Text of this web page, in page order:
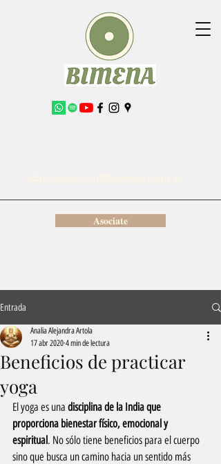
Asociate
Entrada
Beneficios de practicar
yoga
Analia Alejandra Artola
17 abr 2020 4 min de lectura
El yoga es una disciplina de la India que
proporciona bienestar físico, emocional y
espiritual. No sólo tiene beneficios para el cuerpo
sino que busca un camino hacia un sentido más